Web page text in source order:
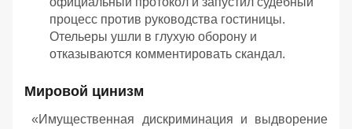
процесс против руководства гостиницы.
Отельеры ушли в глухую оборону и
отказываются комментировать скандал.
Мировой цинизм
«Имущественная дискриминация и выдворение